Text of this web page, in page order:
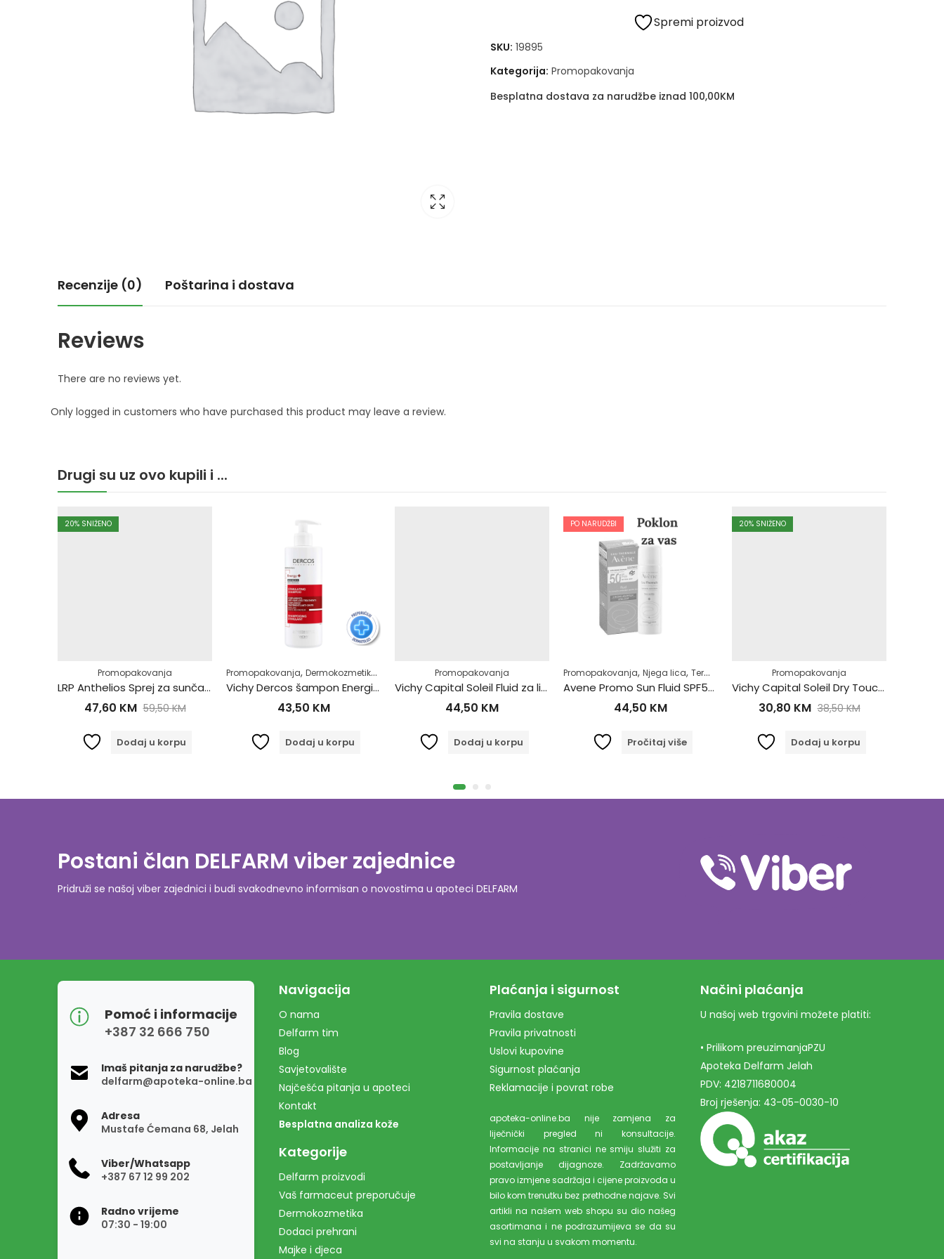
Spremi proizvod
SKU: 19895
Kategorija: Promopakovanja
Besplatna dostava za narudžbe iznad 100,00KM
Recenzije (0) Poštarina i dostava
Reviews
There are no reviews yet.
Only logged in customers who have purchased this product may leave a review.
Drugi su uz ovo kupili i ...
Njega lica,Normalna koža Osjetljiva i netolerantna koža, Sunce,Zaštita za lice
Zaštita za lice
20% SNIŽENO
Promopakovanja
LRP Anthelios Sprej za sunčanje za Djecu i Odrasle SPF50+ 300ml 799348
47,60 KM 59,50KM
Dodaj u korpu
Promopakovanja, Dermokozmetika Protiv opadanja
Vichy Dercos šampon Energising Protiv Ispadanja Kose 400ml
43,50 KM
Dodaj u korpu
Promopakovanja
Vichy Capital Soleil Fluid za lice Tonirani Pr.Starenja SPF50+40ml
44,50 KM
Dodaj u korpu
PO NARUDŽBI
Promopakovanja, Njega lica, Termalne vode i serumi
Avene Promo Sun Fluid SPF50+ 50ml + Termalna voda 50ml
44,50 KM
Pročitaj više
20% SNIŽENO
Promopakovanja
Vichy Capital Soleil Dry Touch Mat Fluid za lice SPF30 50ml
30,80 KM 38,50KM
Dodaj u korpu
Postani član DELFARM viber zajednice
Pridruži se našoj viber zajednici i budi svakodnevno informisan o novostima u apoteci DELFARM
Pomoć i informacije
+387 32 666 750
Imaš pitanja za narudžbe?
delfarm@apoteka-online.ba
Adresa
Mustafe Ćemana 68, Jelah
Viber/Whatsapp
+387 67 12 99 202
Radno vrijeme
07:30 - 19:00
Navigacija
O nama
Delfarm tim
Blog
Savjetovalište
Najčešća pitanja u apoteci
Kontakt
Besplatna analiza kože
Kategorije
Delfarm proizvodi
Vaš farmaceut preporučuje
Dermokozmetika
Dodaci prehrani
Majke i djeca
Plaćanja i sigurnost
Pravila dostave
Pravila privatnosti
Uslovi kupovine
Sigurnost plaćanja
Reklamacije i povrat robe
apoteka-online.ba nije zamjena za
liječnički pregled ni konsultacije.
Informacije na stranici ne smiju služiti za
postavljanje dijagnoze. Zadržavamo
pravo izmjene sadržaja i cijene proizvoda u
bilo kom trenutku bez prethodne najave. Svi
artikli na našem web shopu su dio našeg
asortimana i ne podrazumijeva se da su
svi na stanju u svakom momentu.
Načini plaćanja
U našoj web trgovini možete platiti:
• Prilikom preuzimanjaPZU
Apoteka Delfarm Jelah
PDV: 4218711680004
Broj rješenja: 43-05-0030-10